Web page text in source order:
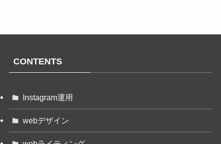
CONTENTS
Instagram運用
webデザイン